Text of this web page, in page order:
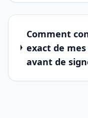
Comment
exact de
avant de